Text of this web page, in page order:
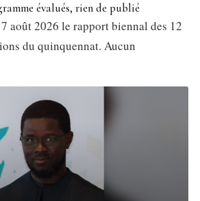
évalués, rien de publié
août 2026 le rapport biennal des 12
du quinquennat. Aucun